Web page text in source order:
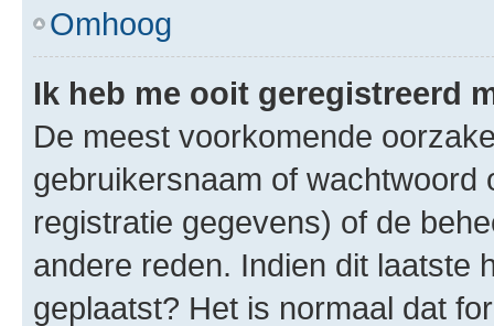
Omhoog
Ik heb me ooit geregistreerd
De meest voorkomende
gebruikersnaam of wachtwoord
registratie gegevens) of de
andere reden. Indien dit laatste
geplaatst? Het is normaal dat